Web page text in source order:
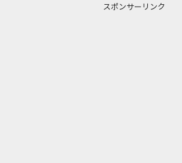
スポンサーリンク